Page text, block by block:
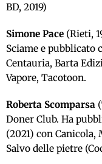
BD, 2019)
Simone Pace (Rieti,
Sciame e
Centauria, Barta
Vapore, Tacotoon.
Roberta Scomparsa
Doner Club. Ha
(2021) con Canicola,
Salvo delle pietre